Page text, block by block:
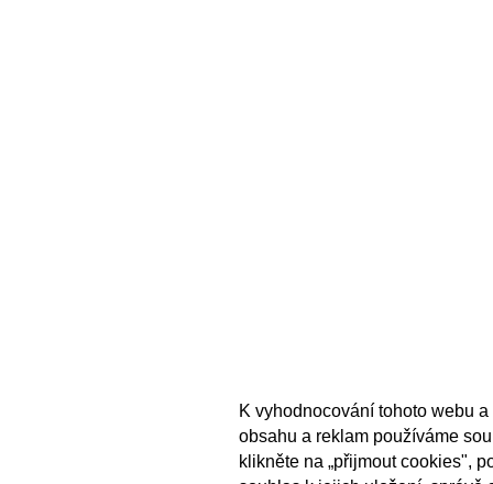
K vyhodnocování tohoto webu
obsahu a reklam používáme
klikněte na „přijmout cookies",